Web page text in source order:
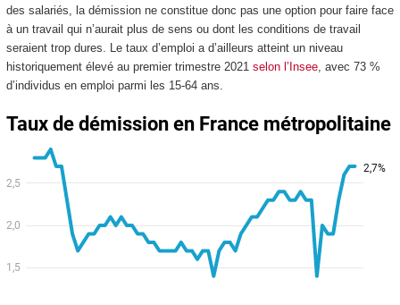
des salariés, la démission ne constitue donc pas une option pour faire face
à un travail qui n’aurait plus de sens ou dont les conditions de travail
seraient trop dures. Le taux d’emploi a d’ailleurs atteint un niveau
historiquement élevé au premier trimestre 2021 selon l’Insee, avec 73 %
d’individus en emploi parmi les 15-64 ans.